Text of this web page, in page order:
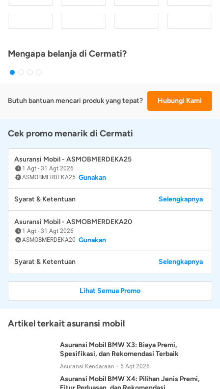
Mengapa belanja di Cermati?
Butuh bantuan mencari produk yang tepat? Hubungi Kami
Cek promo menarik di Cermati
Asuransi Mobil - ASMOBMERDEKA25
1 Agt - 31 Agt 2026
ASMOBMERDEKA25 Gunakan
Syarat & Ketentuan Selengkapnya
Asuransi Mobil - ASMOBMERDEKA20
1 Agt - 31 Agt 2026
ASMOBMERDEKA20 Gunakan
Syarat & Ketentuan Selengkapnya
Lihat Semua Promo
Artikel terkait asuransi mobil
Asuransi Mobil BMW X3: Biaya Premi,
Spesifikasi, dan Rekomendasi Terbaik
Asuransi Kendaraan 5 Agt 2026
Asuransi Mobil BMW X4: Pilihan Jenis Premi,